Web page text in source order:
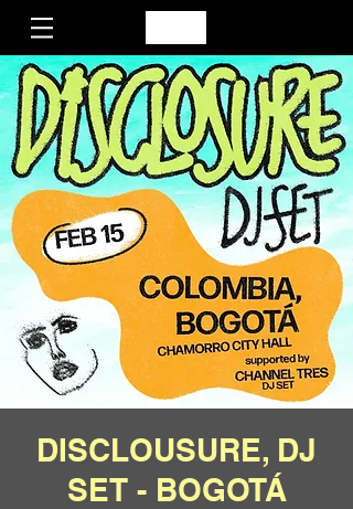
DISCLOUSURE, DJ
SET - BOGOTÁ